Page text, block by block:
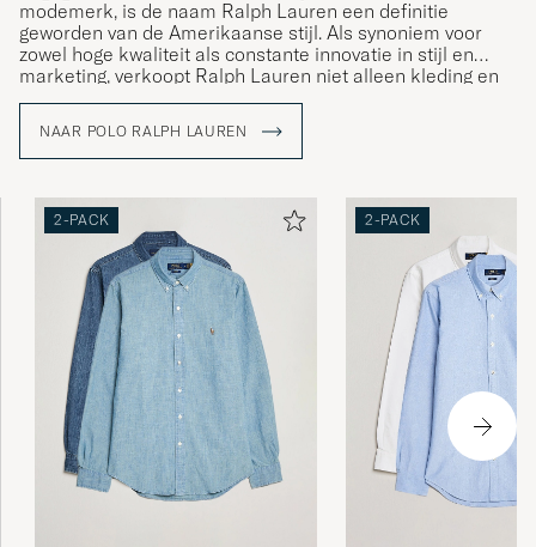
modemerk, is de naam Ralph Lauren een definitie
geworden van de Amerikaanse stijl. Als synoniem voor
zowel hoge kwaliteit als constante innovatie in stijl en
marketing, verkoopt Ralph Lauren niet alleen kleding en
NAAR POLO RALPH LAUREN
2-PACK 2-PACK